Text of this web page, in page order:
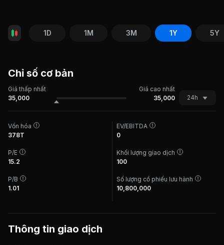
1D 1M 3M 1Y 5Y
Chỉ số cơ bản
Giá thấp nhất
Giá cao nhất
35,000
35,000 24h
Vốn hóa
378T
P/E
15.2
P/B
1.01
EV/EBITDA
0
Khối lượng giao dịch
100
Số lượng cổ phiếu lưu hành
10,800,000
Thông tin giao dịch